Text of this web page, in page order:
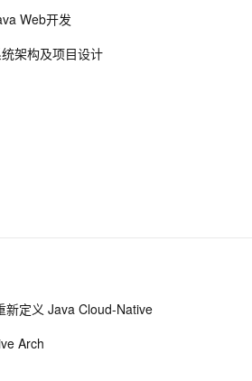
Inv
，哪个才是最优秀的Java
Web开发
架构及项目设计
定义 Java Cloud-Native
Arch